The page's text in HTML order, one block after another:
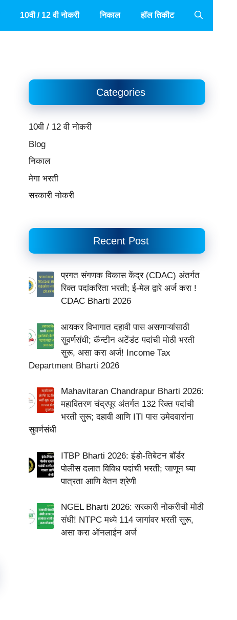
10वी / 12 वी नोकरी निकाल हॉल तिकीट
Categories
10वी / 12 वी नोकरी
Blog
निकाल
मेगा भरती
सरकारी नोकरी
Recent Post
प्रगत संगणक विकास केंद्र (CDAC) अंतर्गत
रिक्त पदांकरिता भरती; ई-मेल द्वारे अर्ज करा !
CDAC Bharti 2026
आयकर विभागात दहावी पास असणाऱ्यांसाठी
सुवर्णसंधी; कॅन्टीन अटेंडंट पदांची मोठी भरती
सुरू, असा करा अर्ज! Income Tax
Department Bharti 2026
Mahavitaran Chandrapur Bharti 2026:
महावितरण चंद्रपूर अंतर्गत 132 रिक्त पदांची
भरती सुरू; दहावी आणि ITI पास उमेदवारांना
सुवर्णसंधी
ITBP Bharti 2026: इंडो-तिबेटन बॉर्डर
पोलीस दलात विविध पदांची भरती; जाणून घ्या
पात्रता आणि वेतन श्रेणी
NGEL Bharti 2026: सरकारी नोकरीची मोठी
संधी! NTPC मध्ये 114 जागांवर भरती सुरू,
असा करा ऑनलाईन अर्ज